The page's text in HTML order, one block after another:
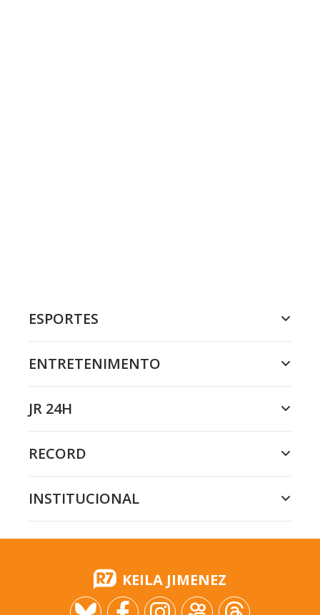
ESPORTES
ENTRETENIMENTO
JR 24H
RECORD
INSTITUCIONAL
KEILA JIMENEZ